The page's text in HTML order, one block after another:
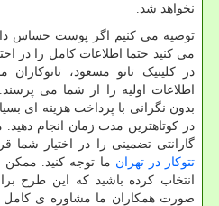
نخواهد شد.
توصیه می کنیم اگر پوست حساس
می کنید حتما اطلاعات کامل را در
در کلینیک تاتو مسعود،
اطلاعات اولیه را از شما می پرسند.
بدون نگرانی با پرداخت هزینه ای
در کوتاهترین مدت زمان انجام دهید.
گارانتی تضمینی را در اختیار شما
تتوکار در تهران ما توجه کنید.
انتخاب کرده باشید که این طرح
صورت همکاران ما مشاوره ی کامل